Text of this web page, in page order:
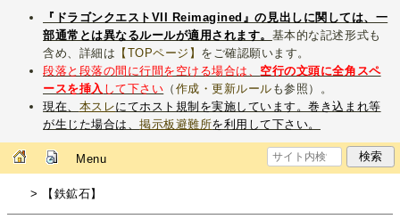
『ドラゴンクエストVII Reimagined』の見出しに関しては、一
部通常とは異なるルールが適用されます。 基本的な記述形式も
含め、詳細は 【TOPページ】 をご確認願います。
段落と段落の間に行間を空ける場合は、 空行の文頭に全角スペ
ースを挿入 して下さい （ 作成・更新ルール も参照）。
現在、 本スレにてホスト規制を実施しています。巻き込まれ等
が生じた場合は、掲示板避難所を利用して下さい。
Menu
> 【鉄鉱石】